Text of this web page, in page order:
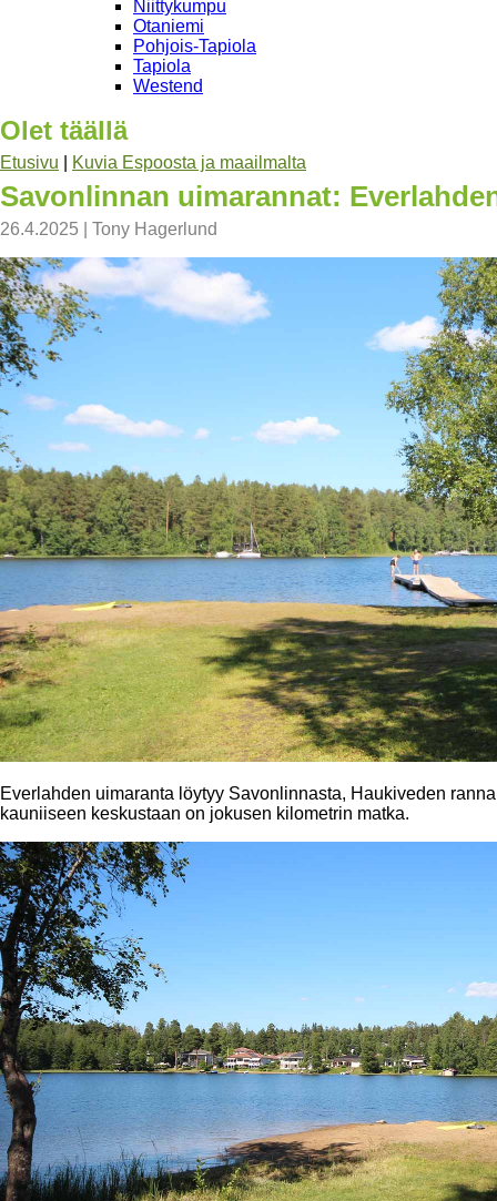
Niittykumpu
Otaniemi
Pohjois-Tapiola
Tapiola
Westend
Olet täällä
Etusivu Kuvia Espoosta ja maailmalta
Savonlinnan uimarannat:
26.4.2025 Tony Hagerlund
Everlahden uimaranta löytyy Savonlinnasta, Haukiveden
kauniiseen keskustaan on jokusen kilometrin matka.